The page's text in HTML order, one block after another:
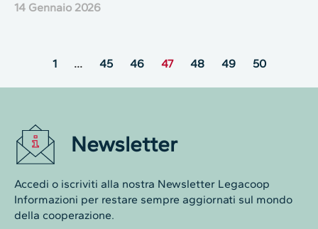
14 Gennaio 2026
1 … 45 46 47 48 49 50
Newsletter
Accedi o iscriviti alla nostra Newsletter Legacoop
Informazioni per restare sempre aggiornati sul mondo
della cooperazione.